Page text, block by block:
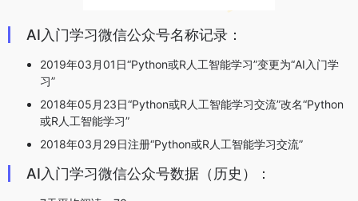
AI入门学习微信公众号名称记录：
2019年03月01日“Python或R人工智能学习”变更为“AI入门学
习”
2018年05月23日“Python或R人工智能学习交流”改名“Python
或R人工智能学习”
2018年03月29日注册“Python或R人工智能学习交流”
AI入门学习微信公众号数据（历史）：